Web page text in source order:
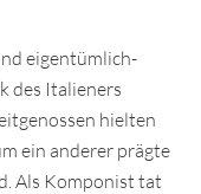
eigentümlich-
des Italieners
hielten
ein anderer prägte
Als Komponist tat